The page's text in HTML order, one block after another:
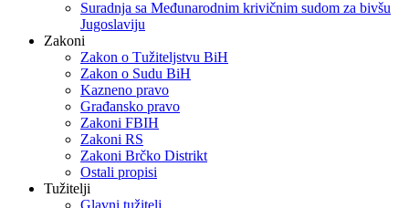
Suradnja sa Međunarodnim krivičnim sudom za bivšu
Jugoslaviju
Zakoni
Zakon o Тužiteljstvu BiH
Zakon o Sudu BiH
Kazneno pravo
Građansko pravo
Zakoni FBIH
Zakoni RS
Zakoni Brčko Distrikt
Ostali propisi
Tužitelji